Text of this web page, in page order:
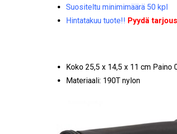
Suositeltu minimimäärä 50 kpl
Hintatakuu tuote!! Pyydä
Koko 25,5 x 14,5 x 11 cm Paino
Materiaali: 190T nylon